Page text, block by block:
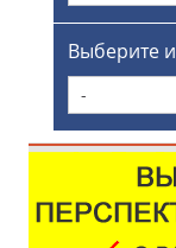
Выберите
-